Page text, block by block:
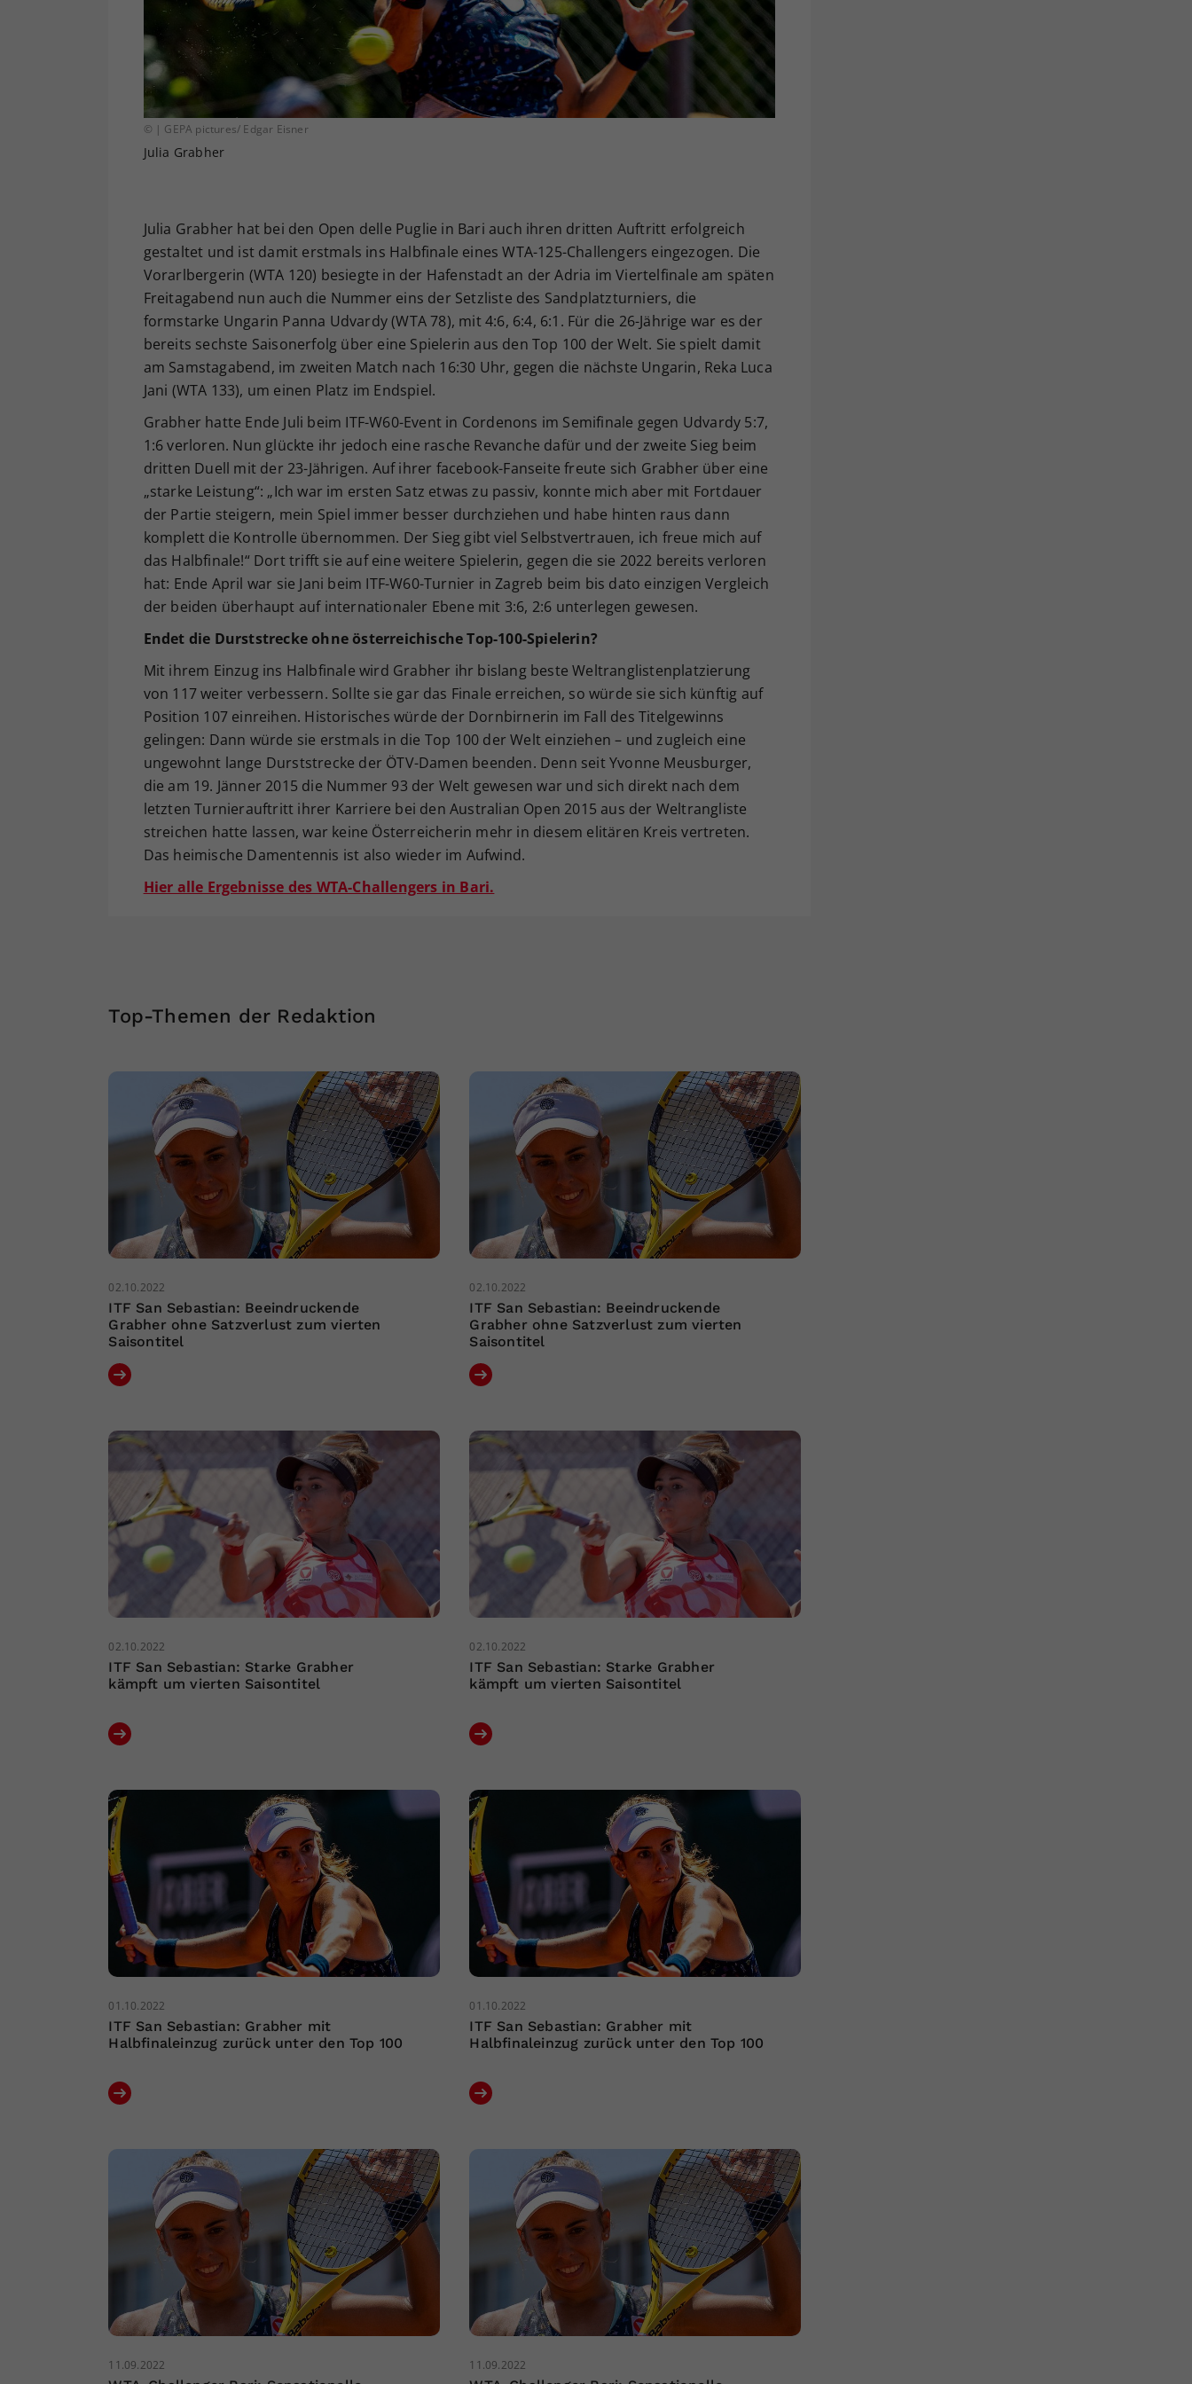
© | GEPA pictures/ Edgar Eisner
Julia Grabher
Julia Grabher hat bei den Open delle Puglie in Bari auch ihren dritten Auftritt erfolgreich
gestaltet und ist damit erstmals ins Halbfinale eines WTA-125-Challengers eingezogen. Die
Vorarlbergerin (WTA 120) besiegte in der Hafenstadt an der Adria im Viertelfinale am späten
Freitagabend nun auch die Nummer eins der Setzliste des Sandplatzturniers, die
formstarke Ungarin Panna Udvardy (WTA 78), mit 4:6, 6:4, 6:1. Für die 26-Jährige war es der
bereits sechste Saisonerfolg über eine Spielerin aus den Top 100 der Welt. Sie spielt damit
am Samstagabend, im zweiten Match nach 16:30 Uhr, gegen die nächste Ungarin, Reka Luca
Jani (WTA 133), um einen Platz im Endspiel.
Grabher hatte Ende Juli beim ITF-W60-Event in Cordenons im Semifinale gegen Udvardy 5:7,
1:6 verloren. Nun glückte ihr jedoch eine rasche Revanche dafür und der zweite Sieg beim
dritten Duell mit der 23-Jährigen. Auf ihrer facebook-Fanseite freute sich Grabher über eine
„starke Leistung“: „Ich war im ersten Satz etwas zu passiv, konnte mich aber mit Fortdauer
der Partie steigern, mein Spiel immer besser durchziehen und habe hinten raus dann
komplett die Kontrolle übernommen. Der Sieg gibt viel Selbstvertrauen, ich freue mich auf
das Halbfinale!“ Dort trifft sie auf eine weitere Spielerin, gegen die sie 2022 bereits verloren
hat: Ende April war sie Jani beim ITF-W60-Turnier in Zagreb beim bis dato einzigen Vergleich
der beiden überhaupt auf internationaler Ebene mit 3:6, 2:6 unterlegen gewesen.
Endet die Durststrecke ohne österreichische Top-100-Spielerin?
Mit ihrem Einzug ins Halbfinale wird Grabher ihr bislang beste Weltranglistenplatzierung
von 117 weiter verbessern. Sollte sie gar das Finale erreichen, so würde sie sich künftig auf
Position 107 einreihen. Historisches würde der Dornbirnerin im Fall des Titelgewinns
gelingen: Dann würde sie erstmals in die Top 100 der Welt einziehen – und zugleich eine
ungewohnt lange Durststrecke der ÖTV-Damen beenden. Denn seit Yvonne Meusburger,
die am 19. Jänner 2015 die Nummer 93 der Welt gewesen war und sich direkt nach dem
letzten Turnierauftritt ihrer Karriere bei den Australian Open 2015 aus der Weltrangliste
streichen hatte lassen, war keine Österreicherin mehr in diesem elitären Kreis vertreten.
Das heimische Damentennis ist also wieder im Aufwind.
Hier alle Ergebnisse des WTA-Challengers in Bari.
Top-Themen der Redaktion
02.10.2022
ITF San Sebastian: Beeindruckende
Grabher ohne Satzverlust zum vierten
Saisontitel
02.10.2022
ITF San Sebastian: Beeindruckende
Grabher ohne Satzverlust zum vierten
Saisontitel
02.10.2022
ITF San Sebastian: Starke Grabher
kämpft um vierten Saisontitel
02.10.2022
ITF San Sebastian: Starke Grabher
kämpft um vierten Saisontitel
01.10.2022
ITF San Sebastian: Grabher mit
Halbfinaleinzug zurück unter den Top 100
01.10.2022
ITF San Sebastian: Grabher mit
Halbfinaleinzug zurück unter den Top 100
11.09.2022 11.09.2022
Ihrer vorgenommen Einstellungen, falls der
Webseiten-Betreiber dies eingestellt hat.